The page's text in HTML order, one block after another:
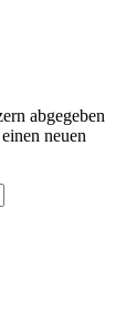
abgegeben
neuen